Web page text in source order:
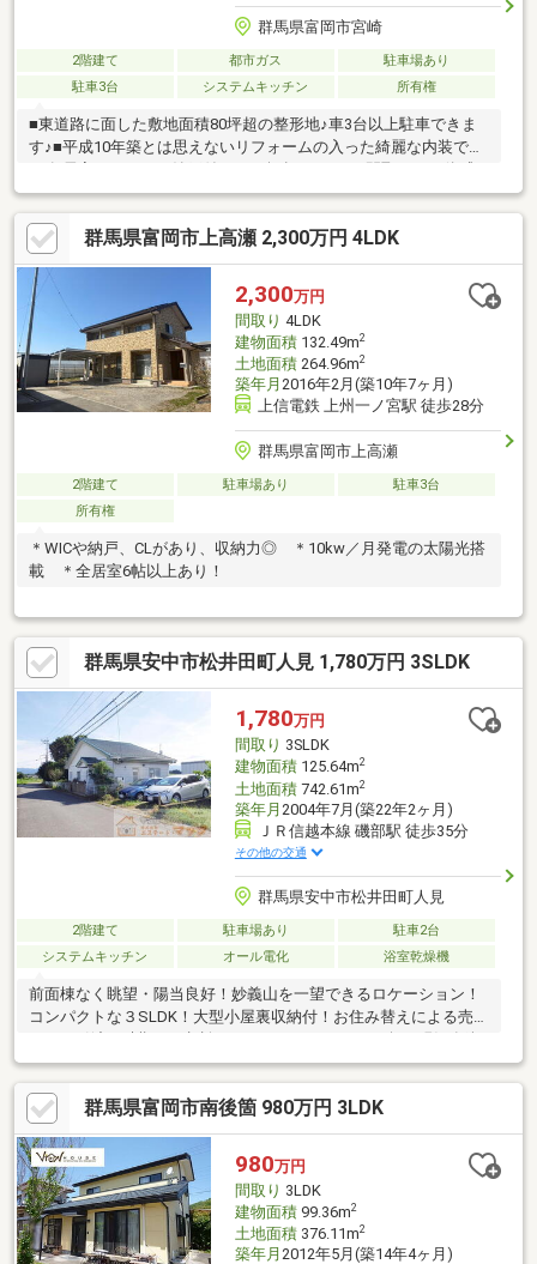
群馬県富岡市宮崎
2階建て 都市ガス
駐車場あり
駐車3台
システムキッチン 所有権
■東道路に面した敷地面積80坪超の整形地♪車3台以上駐車できま
す♪■平成10年築とは思えないリフォームの入った綺麗な内装です
ください♪■畳コーナーの付いた広いリビングではご家族の団欒も
一層楽しくなります♪■食洗器、シャワートイレ、シャッター雨
戸、TV付きインターフォンなど便利な機能がたくさん♪■小・中学
校がどちらも1キロ圏内だから安心♪■見学ご希望の方はお気軽に
お申し付けください♪■空家なので気兼ねなく内覧できます♪新
築・中古・土地・注文住宅・リフォームなど不動産に関すること
はお気軽にお問合せください♪
群馬県富岡市上高瀬 2,300万円 4LDK
2,300万円
間取り 4LDK
建物面積132.49m2
土地面積264.96m2
築年月 2016年2月(築10年7ヶ月)
上信電鉄 上州一ノ宮駅 徒歩28分
群馬県富岡市上高瀬
2階建て 駐車場あり
駐車3台
所有権
＊WICや納戸、CLがあり、収納力◎ ＊10kw／月発電の太陽光搭
載 ＊全居室6帖以上あり！
群馬県安中市松井田町人見 1,780万円 3SLDK
1,780万円
間取り 3SLDK
建物面積125.64m2
土地面積742.61m2
築年月 2004年7月(築22年2ヶ月)
ＪＲ信越本線 磯部駅 徒歩35分
その他の交通
群馬県安中市松井田町人見
2階建て 駐車場あり
駐車2台
システムキッチン
オール電化 浴室乾燥機
前面棟なく眺望・陽当良好！妙義山を一望できるロケーション！
コンパクトな３SLDK！大型小屋裏収納付！お住み替えによる売却
につき、ご購入後にお好きにリフォーム頂けます。リフォーム提
案も承りますのでお気軽にご相談下さい！【中古住宅のパイオニ
ア】エステート・マック～弊社の特徴～■LINEで簡単に、資料請
求・ご見学予約！ LINE公式アカウント：@671wmneg■ご希
望・ご予算に合った良質な中古住宅の提案■専門知識豊富なスタ
ッフによる現地案内■リフォーム提案、見積、施工まで対応可お
気軽にご相談下さい！
群馬県富岡市南後箇 980万円 3LDK
980万円
間取り 3LDK
建物面積99.36m2
土地面積376.11m2
築年月 2012年5月(築14年4ヶ月)